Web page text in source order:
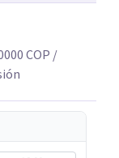
se traduce
un enfoque
del
COP /